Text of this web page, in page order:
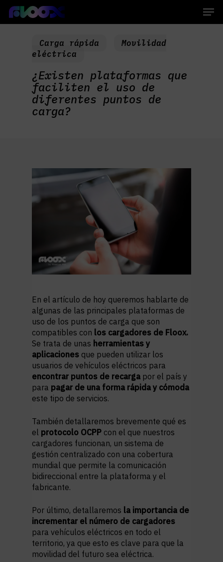
Skip
main
Carga rápida
Movilidad
eléctrica
¿Existen plataformas que
faciliten el uso de
diferentes puntos de
carga?
En el artículo de hoy queremos hablarte de
algunas de las principales plataformas de
uso de los puntos de carga que son
compatibles con los cargadores de Floox.
Se trata de unas herramientas y
aplicaciones que pueden utilizar los
usuarios de vehículos eléctricos para
encontrar puntos de recarga por el país y
para pagar de una forma rápida y cómoda
este tipo de servicios.
También detallaremos brevemente qué es
el protocolo OCPP con el que nuestros
cargadores funcionan, un sistema de
gestión centralizado con una cobertura
mundial que permite la comunicación
bidireccional entre la plataforma y el
fabricante.
Por último, detallaremos la importancia de
incrementar el número de cargadores
para vehículos eléctricos en todo el
territorio, ya que esto es clave para que la
movilidad del futuro sea eléctrica.